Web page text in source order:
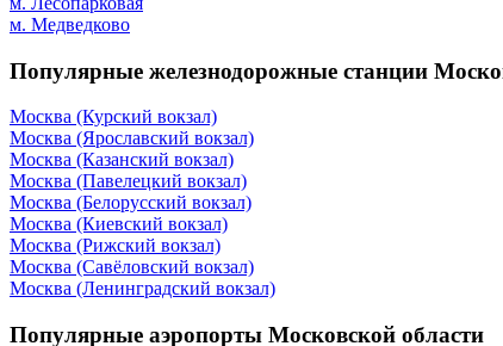
м. Медведково
Популярные железнодорожные станции
Москва (Курский вокзал)
Москва (Ярославский вокзал)
Москва (Казанский вокзал)
Москва (Павелецкий вокзал)
Москва (Белорусский вокзал)
Москва (Киевский вокзал)
Москва (Рижский вокзал)
Москва (Савёловский вокзал)
Москва (Ленинградский вокзал)
Популярные аэропорты Московской области